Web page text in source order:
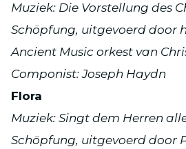
Muziek: Die Vorstellung des
Schöpfung, uitgevoerd door
Ancient Music orkest van
Componist: Joseph Haydn
Flora
Muziek: Singt dem Herren
Schöpfung, uitgevoerd door